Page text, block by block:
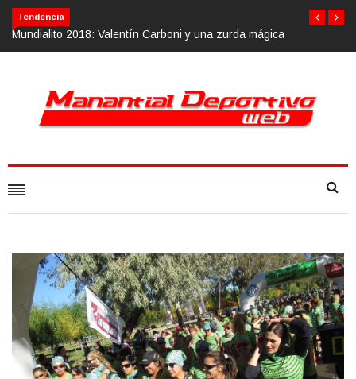
Tendencia
Calvario Race 2018, 10 de noviembre